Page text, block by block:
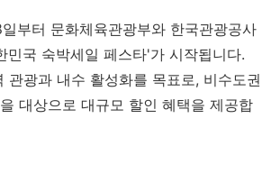
부터 문화체육관광부와 한국관광공사
민국 숙박세일 페스타'가 시작됩니다.
관광과 내수 활성화를 목표로, 비수도권
대상으로 대규모 할인 혜택을 제공합